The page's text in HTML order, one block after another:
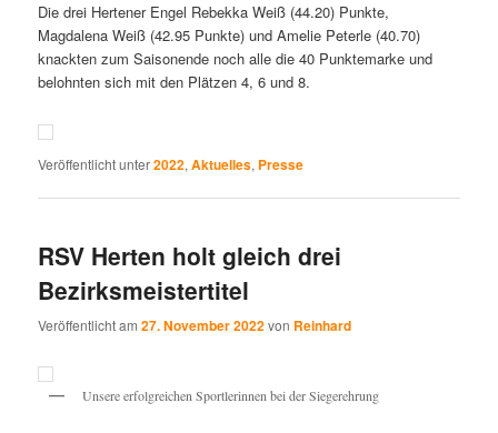
Die drei Hertener Engel Rebekka Weiß (44.20) Punkte,
Magdalena Weiß (42.95 Punkte) und Amelie Peterle (40.70)
knackten zum Saisonende noch alle die 40 Punktemarke und
belohnten sich mit den Plätzen 4, 6 und 8.
Veröffentlicht unter2022,Aktuelles, Presse
RSV Herten holt gleich drei
Bezirksmeistertitel
Veröffentlicht am27. November 2022von Reinhard
Unsere erfolgreichen Sportlerinnen bei der Siegerehrung